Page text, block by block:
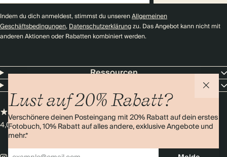
Lust auf 20% Rabatt?
Verschönere deinen Posteingang mit 20% Rabatt auf dein erstes
Fotobuch, 10% Rabatt auf alles andere, exklusive Angebote und
mehr.*
Indem du dich anmeldest, stimmst du unserenAllgemeinen
Geschäftsbedingungen,Datenschutzerklärungzu. Das Angebot kann nicht mit
anderen Aktionen oder Rabatten kombiniert werden.
Ressourcen
4,0 SterneÜber 11.000 Bewertungen